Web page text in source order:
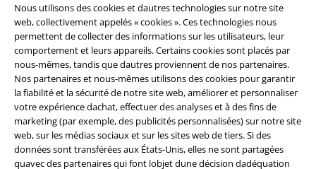
Nous utilisons des cookies et dautres technologies sur notre site
web, collectivement appelés « cookies ». Ces technologies nous
permettent de collecter des informations sur les utilisateurs, leur
comportement et leurs appareils. Certains cookies sont placés par
nous-mêmes, tandis que dautres proviennent de nos partenaires.
Nos partenaires et nous-mêmes utilisons des cookies pour garantir
la fiabilité et la sécurité de notre site web, améliorer et personnaliser
votre expérience dachat, effectuer des analyses et à des fins de
marketing (par exemple, des publicités personnalisées) sur notre site
web, sur les médias sociaux et sur les sites web de tiers. Si des
données sont transférées aux États-Unis, elles ne sont partagées
quavec des partenaires qui font lobjet dune décision dadéquation
Légal